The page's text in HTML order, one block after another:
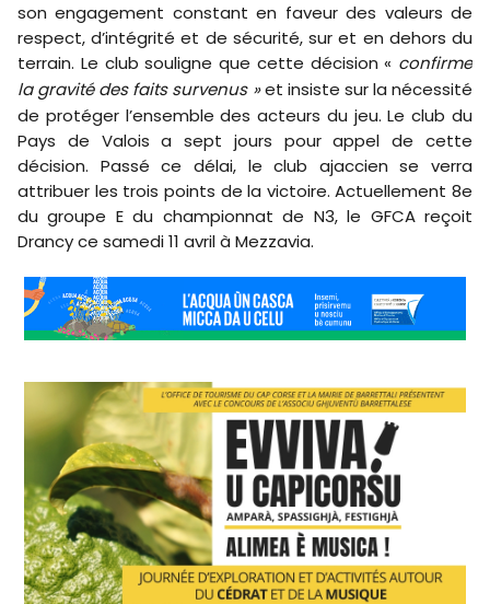
son engagement constant en faveur des valeurs de
respect, d’intégrité et de sécurité, sur et en dehors du
terrain. Le club souligne que cette décision « confirme
la gravité des faits survenus »et insiste sur la nécessité
de protéger l’ensemble des acteurs du jeu. Le club du
Pays de Valois a sept jours pour appel de cette
décision. Passé ce délai, le club ajaccien se verra
attribuer les trois points de la victoire. Actuellement 8e
du groupe E du championnat de N3, le GFCA reçoit
Drancy ce samedi 11 avril à Mezzavia.